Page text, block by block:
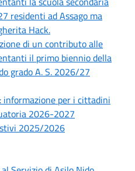
residenti ad Assago ma
Hack.
di un contributo alle
il primo biennio della
grado A. S. 2026/27
per i cittadini
2026-2027
2025/2026